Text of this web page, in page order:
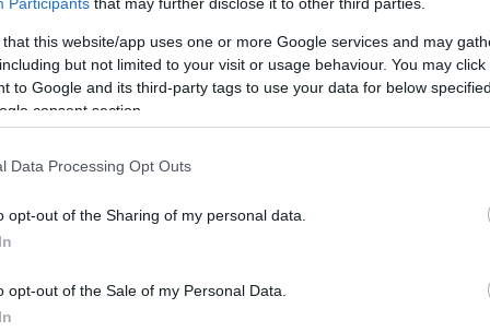
that this website/app uses one or more Google services and may
but not limited to your visit or usage behaviour. You may
to Google and its third-party tags to use your data for below
consent section.
Data Processing Opt Outs
opt-out of the Sharing of my personal data.
opt-out of the Sale of my Personal Data.
hogy Gabala Krisztiántól egy kiváló
a sorsolásunk is jó volt. Egyelőre megbízott
valószínűleg tavasszal is én lehetek a
játékosokkal öröm együtt dolgozni.
feljutni az NB II-be, nagyobbat
hogy ez akár már a következő
adottak a feltételek, Kisteleki
segítséget megad, hogy sikeresek legyünk.